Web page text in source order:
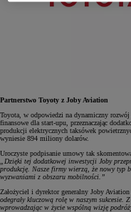
Partnerstwo Toyoty z Joby Aviation
Toyota, w odpowiedzi na dynamiczny
finansowe dla start-upu, przeznaczając
produkcji elektrycznych taksówek
wyniesie 894 miliony dolarów.
Uroczyste podpisanie umowy tak
„Dzięki tej dodatkowej inwestycji Joby
produkcję. Nasze firmy wierzą, że nowy typ
wyzwaniami z obszaru mobilności.”
Założyciel i dyrektor generalny Joby Aviation
odegrały kluczową rolę w naszym sukcesie.
wprowadzając w życie wspólną wizję